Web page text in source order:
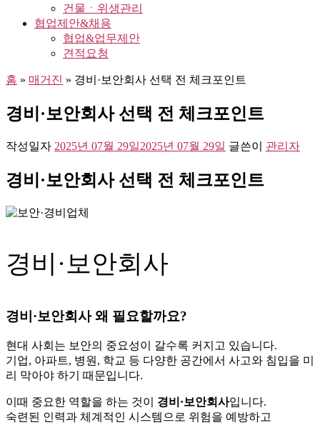
건물ㆍ위생관리
협업제안&채용
협업&업무제안
견적요청
홈 » 매거진 » 경비·보안회사 선택 전 체크포인트
경비·보안회사 선택 전 체크포인트
작성일자 2025년 07월 29일2025년 07월 29일 글쓴이 관리자
경비·보안회사 선택 전 체크포인트
경비·보안회사
경비·보안회사 왜 필요할까요?
현대 사회는 보안의 중요성이 갈수록 커지고 있습니다.
기업, 아파트, 병원, 학교 등 다양한 공간에서 사고와 침입을 미
리 막아야 하기 때문입니다.
이때 중요한 역할을 하는 것이 경비·보안회사입니다.
숙련된 인력과 체계적인 시스템으로 위험을 예방하고